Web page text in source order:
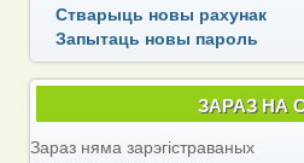
Стварыць новы рахунак
Запытаць новы пароль
ЗАРАЗ НА
Зараз няма зарэгістраваных